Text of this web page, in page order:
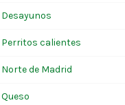
Desayunos
Perritos calientes
Norte de Madrid
Queso